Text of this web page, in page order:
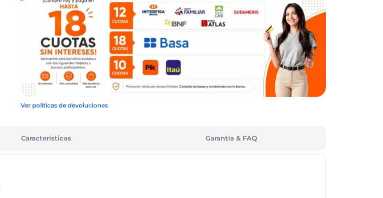
Ver políticas de devoluciones
Características Garantía & FAQ